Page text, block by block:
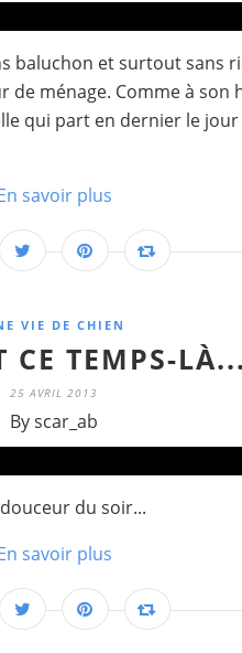
baluchon et surtout sans
de ménage. Comme à son
qui part en dernier le jour
savoir plus
VIE DE CHIEN
CE TEMPS-LÀ...
25 AVRIL 2013
By scar_ab
du soir...
savoir plus